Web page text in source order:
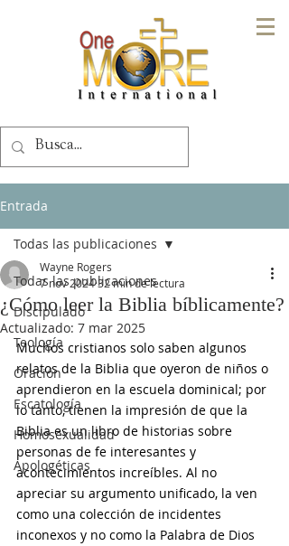
Entrada
Todas las publicaciones
Discipulado
Teología
Oración
Escatología
Homosexualidad
Apologéticas
Todas las publicaciones
¿Cómo leer la Biblia bíblicamente?
Wayne Rogers
7 nov 202432 min de lectura
Actualizado: 7 mar 2025
Muchos cristianos solo saben algunos
relatos de la Biblia que oyeron de niños o
aprendieron en la escuela dominical; por
lo tanto, tienen la impresión de que la
Biblia es un libro de historias sobre
personas de fe interesantes y
acontecimientos increíbles. Al no
apreciar su argumento unificado, la ven
como una colección de incidentes
inconexos y no como la Palabra de Dios